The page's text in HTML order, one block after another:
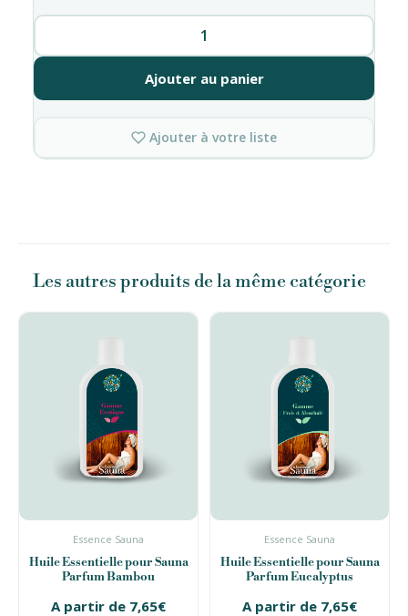
quantité
de
Essence
pour
Romarin
Ajouter au panier
Ajouter à votre liste
Les autres produits de la même catégorie
Essence Sauna
Huile Essentielle pour Sauna
Parfum Bambou
A partir de 7,65€
Essence Sauna
Huile Essentielle pour Sauna
Parfum Eucalyptus
A partir de 7,65€